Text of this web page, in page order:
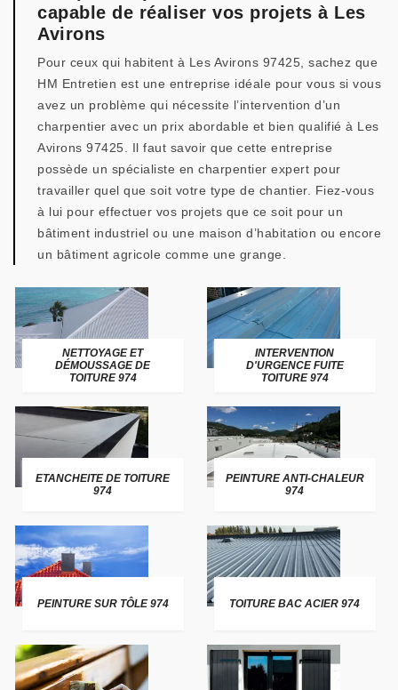
capable de réaliser vos projets à Les
Avirons
Pour ceux qui habitent à Les Avirons 97425, sachez que
HM Entretien est une entreprise idéale pour vous si vous
avez un problème qui nécessite l’intervention d’un
charpentier avec un prix abordable et bien qualifié à Les
Avirons 97425. Il faut savoir que cette entreprise
possède un spécialiste en charpentier expert pour
travailler quel que soit votre type de chantier. Fiez-vous
à lui pour effectuer vos projets que ce soit pour un
bâtiment industriel ou une maison d’habitation ou encore
un bâtiment agricole comme une grange.
NETTOYAGE ET
DÉMOUSSAGE DE
TOITURE 974
INTERVENTION
D'URGENCE FUITE
TOITURE 974
ETANCHEITE DE TOITURE
974
PEINTURE ANTI-CHALEUR
974
PEINTURE SUR TÔLE 974 TOITURE BAC ACIER 974